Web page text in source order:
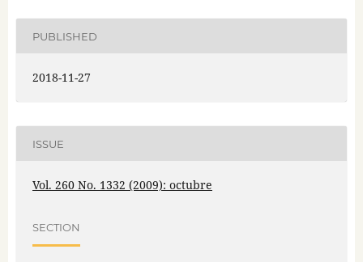
PUBLISHED
2018-11-27
ISSUE
Vol. 260 No. 1332 (2009): octubre
SECTION